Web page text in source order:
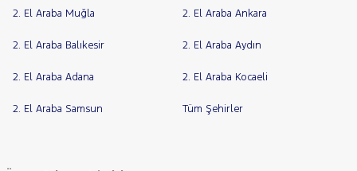
ISUZU
JEEP
KIA
Yakıt
Türü
2. El Araba Muğla 2. El Araba Ankara
2. El Araba Balıkesir 2. El Araba Aydın
2. El Araba Adana 2. El Araba Kocaeli
2. El Araba Samsun Tüm Şehirler